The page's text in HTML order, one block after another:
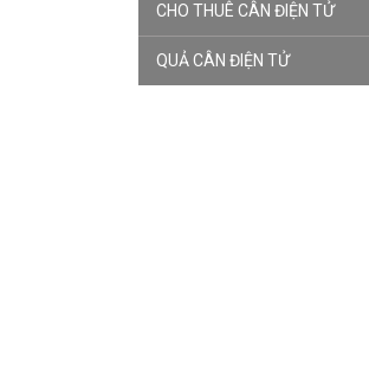
CHO THUÊ CÂN ĐIỆN TỬ
QUẢ CÂN ĐIỆN TỬ